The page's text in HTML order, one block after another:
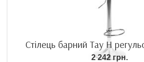
Стілець барний Тау Н
2 242 грн.